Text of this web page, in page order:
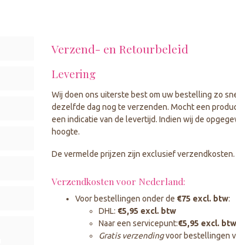
Als
werkt,
kunt
u
en
Verzend- en Retourbeleid
Levering
Wij doen ons uiterste best om uw bestelling zo
dezelfde dag nog te verzenden. Mocht een
een indicatie van de levertijd. Indien wij de
hoogte.
De vermelde prijzen zijn exclusief verzendkosten.
Verzendkosten voor Nederland:
Voor bestellingen onder de €75 excl. btw:
DHL: €5,95 excl. btw
Naar een servicepunt:€5,95 excl. btw
Gratis verzendingvoor bestellingen